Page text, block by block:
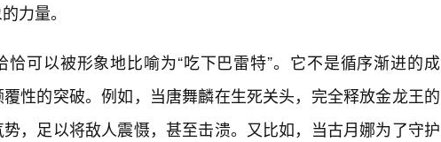
力量。
恰可以被形象地比喻为“吃下巴雷特”。它不是循序渐进的成
性的突破。例如，当唐舞麟在生死关头，完全释放金龙王的
，足以将敌人震慑，甚至击溃。又比如，当古月娜为了守护